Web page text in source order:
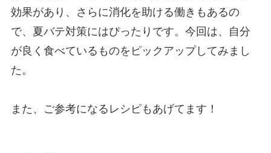
効果があり、さらに消化を助ける働きもあるの
で、夏バテ対策にはぴったりです。今回は、自分
が良く食べているものをピックアップしてみまし
た。
また、ご参考になるレシピもあげてます！